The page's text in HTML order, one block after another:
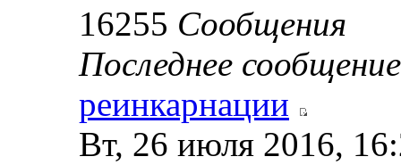
16255 Сообщения
Последнее сообщение
реинкарнации
Вт, 26 июля 2016,